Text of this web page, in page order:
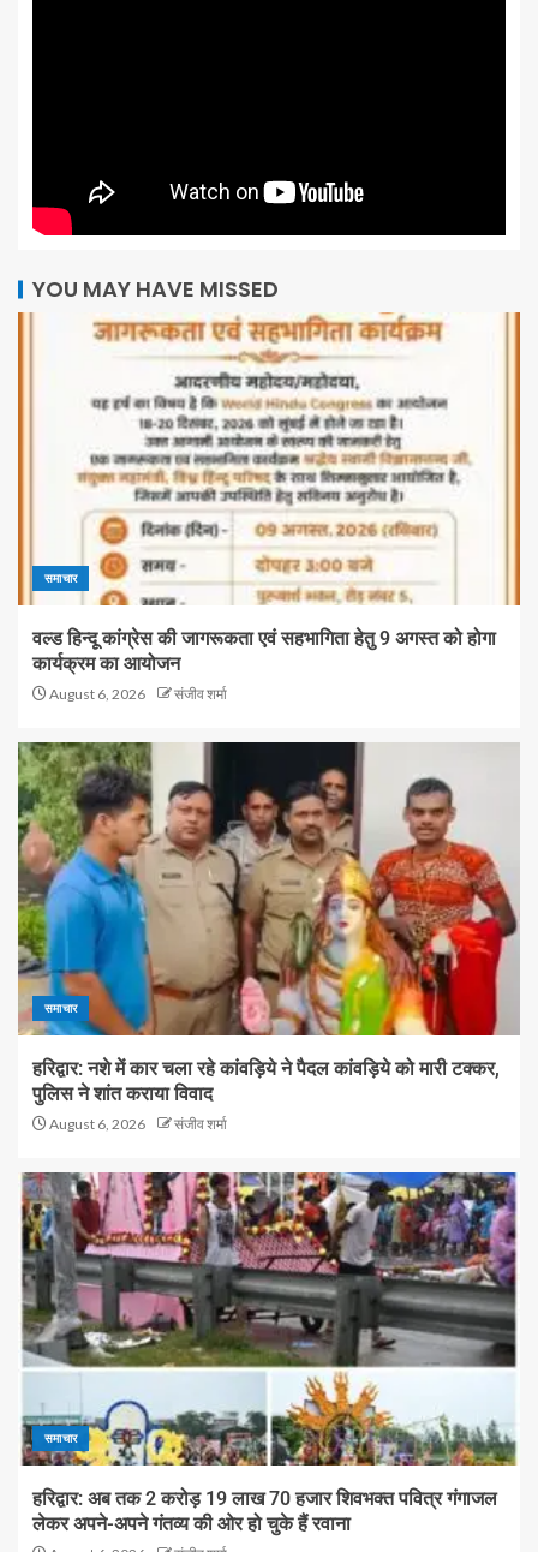
YOU MAY HAVE MISSED
समाचार
वल्ड हिन्दू कांग्रेस की जागरूकता एवं सहभागिता हेतु 9 अगस्त को होगा
कार्यक्रम का आयोजन
August 6, 2026 संजीव शर्मा
समाचार
हरिद्वार: नशे में कार चला रहे कांवड़िये ने पैदल कांवड़िये को मारी टक्कर,
पुलिस ने शांत कराया विवाद
August 6, 2026 संजीव शर्मा
समाचार
हरिद्वार: अब तक 2 करोड़ 19 लाख 70 हजार शिवभक्त पवित्र गंगाजल
लेकर अपने-अपने गंतव्य की ओर हो चुके हैं रवाना